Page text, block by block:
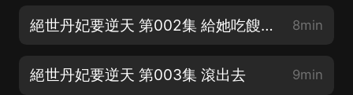
絕世丹妃要逆天 第002集 給她吃餿飯？打 8min
絕世丹妃要逆天 第003集 滾出去 9min